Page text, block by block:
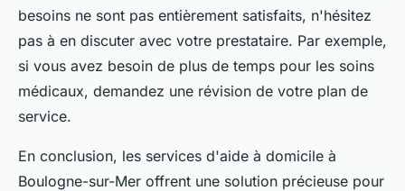
besoins ne sont pas entièrement satisfaits, n'hésitez
pas à en discuter avec votre prestataire. Par exemple,
si vous avez besoin de plus de temps pour les soins
médicaux, demandez une révision de votre plan de
service.
En conclusion, les services d'aide à domicile à
Boulogne-sur-Mer offrent une solution précieuse pour